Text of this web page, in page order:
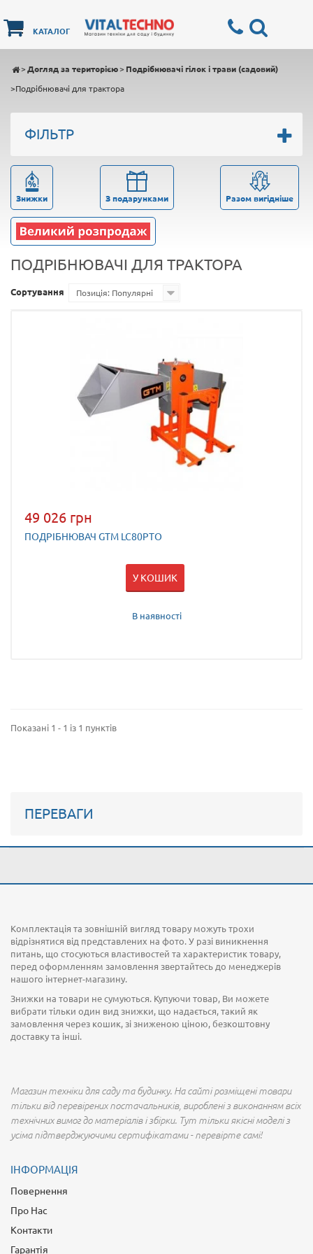
КАТАЛОГ
Догляд за територією
> Подрібнювачі гілок і трави (садовий)
>
Подрібнювачі для трактора
>
ФІЛЬТР
Знижки З подарунками Разом вигідніше
ПОДРІБНЮВАЧІ ДЛЯ ТРАКТОРА
Сортування Позиція: Популярні
49 026 грн
ПОДРІБНЮВАЧ GTM LC80PTO
У КОШИК
В наявності
Показані 1 - 1 із 1 пунктів
ПЕРЕВАГИ
Комплектація та зовнішній вигляд товару можуть трохи
відрізнятися від представлених на фото. У разі виникнення
питань, що стосуються властивостей та характеристик товару,
перед оформленням замовлення звертайтесь до менеджерів
нашого інтернет-магазину.
Знижки на товари не сумуються. Купуючи товар, Ви можете
вибрати тільки один вид знижки, що надається, такий як
замовлення через кошик, зі зниженою ціною, безкоштовну
доставку та інші.
Магазин техніки для саду та будинку. На сайті розміщені товари
тільки від перевірених постачальників, вироблені з виконанням всіх
технічних вимог до матеріалів і збірки. Тут тільки якісні моделі з
усіма підтверджуючими сертифікатами - перевірте самі!
ІНФОРМАЦІЯ
Повернення
Про Нас
Контакти
Гарантія